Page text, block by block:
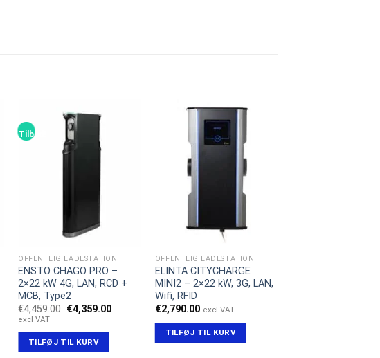
Tilbud!
OFFENTLIG LADESTATION
ENSTO CHAGO PRO –
2×22 kW 4G, LAN, RCD +
MCB, Type2
€4,459.00 Den
var:
€4,459.00.
€4,359.00Den
excl VAT
TILFØJ TIL KURV
OFFENTLIG LADESTATION
ELINTA CITYCHARGE
MINI2 – 2×22 kW, 3G, LAN,
Wifi, RFID
€2,790.00 excl VAT
TILFØJ TIL KURV